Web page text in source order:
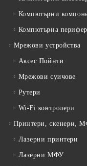
Компютърни
Компютърна
Мрежови устройства
Аксес Пойнти
Мрежови суичове
Рутери
Wi-Fi контролери
Принтери, скенери,
Лазерни принтери
Лазерни МФУ